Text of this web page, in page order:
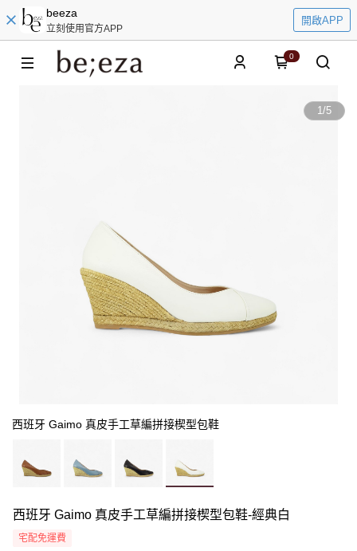
beeza
立刻使用官方APP
開啟APP
0
1/5
西班牙 Gaimo 真皮手工草編拼接楔型包鞋
西班牙 Gaimo 真皮手工草編拼接楔型包鞋-經典白
宅配免運費